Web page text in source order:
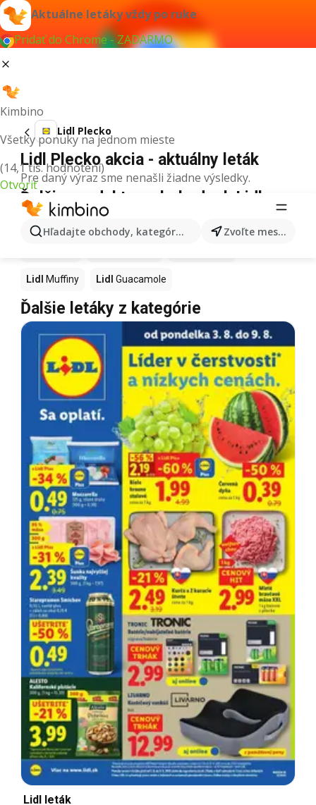
Aktuálne letáky vždy po ruke
Pridať do Chrome - ZADARMO
Kimbino
Všetky ponuky na jednom mieste
(14,1 tis. hodnotení)
Otvoriť
Hľadajte obchody, kategórie, produkty... Zvoľte mesto
Lidl Plecko
Lidl Plecko akcia - aktuálny leták
Pre daný výraz sme nenašli žiadne výsledky.
Ďalšie produkty v obchodoch Lidl
Lidl Muffiny Lidl Guacamole
Ďalšie letáky z kategórie
Lidl leták